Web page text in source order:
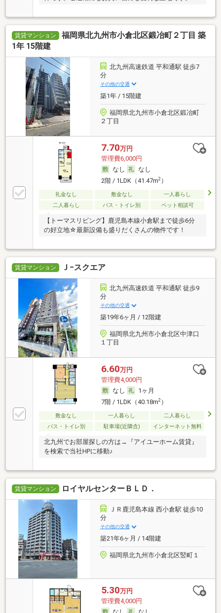
賃貸マンション
福岡県北九州市小倉北区鍛冶町２丁目 築
1年 15階建
北九州高速鉄道 平和通駅 徒歩7
分
その他の交通
築1年 / 15階建
福岡県北九州市小倉北区鍛冶町
２丁目
7.70万円
管理費6,000円
なし
なし
2階 / 1LDK（41.47m2）
礼金なし 敷金なし
一人暮らし
二人暮らし
バス・トイレ別 ペット相談可
【トーマスリビング】鹿児島本線小倉駅まで徒歩6分
の好立地☆最新設備も盛りだくさんの物件です！
賃貸マンション Ｊ−スクエア
北九州高速鉄道 平和通駅 徒歩9
分
その他の交通
築19年6ヶ月 / 12階建
福岡県北九州市小倉北区中津口
１丁目
6.60万円
管理費4,000円
なし
1ヶ月
7階 / 1LDK（40.18m2）
敷金なし 一人暮らし
二人暮らし
バス・トイレ別
駐車場(近隣含) インターネット無料
北九州でお部屋探しの方は→『アイユーホーム賃貸』
を検索で当社HPに移動♪
賃貸マンション ロイヤルセンターＢＬＤ．
ＪＲ鹿児島本線 西小倉駅 徒歩10
分
その他の交通
築21年6ヶ月 / 14階建
福岡県北九州市小倉北区竪町１
5.30万円
管理費4,000円